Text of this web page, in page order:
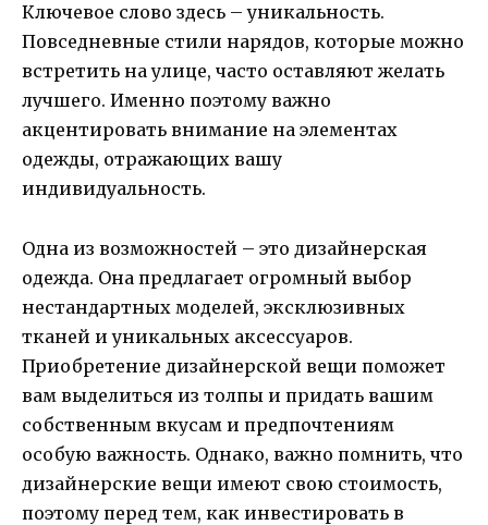
Ключевое слово здесь – уникальность.
Повседневные стили нарядов, которые можно
встретить на улице, часто оставляют желать
лучшего. Именно поэтому важно
акцентировать внимание на элементах
одежды, отражающих вашу
индивидуальность.
Одна из возможностей – это дизайнерская
одежда. Она предлагает огромный выбор
нестандартных моделей, эксклюзивных
тканей и уникальных аксессуаров.
Приобретение дизайнерской вещи поможет
вам выделиться из толпы и придать вашим
собственным вкусам и предпочтениям
особую важность. Однако, важно помнить, что
дизайнерские вещи имеют свою стоимость,
поэтому перед тем, как инвестировать в